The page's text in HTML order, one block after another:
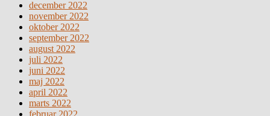
december 2022
november 2022
oktober 2022
september 2022
august 2022
juli 2022
juni 2022
maj 2022
april 2022
marts 2022
februar 2022